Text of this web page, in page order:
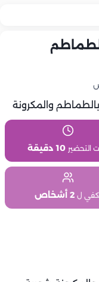
التحضير 10 دقيقة
ل 2 أشخاص